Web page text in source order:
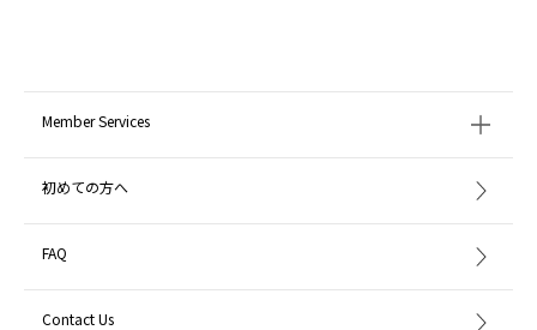
Member Services
初めての方へ
FAQ
Contact Us